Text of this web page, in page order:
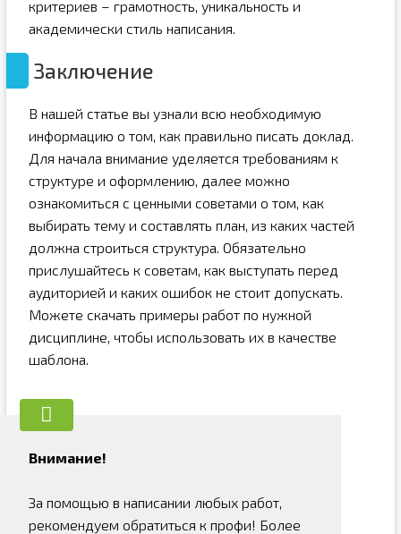
критериев – грамотность, уникальность и
академически стиль написания.
Заключение
В нашей статье вы узнали всю необходимую
информацию о том, как правильно писать доклад.
Для начала внимание уделяется требованиям к
структуре и оформлению, далее можно
ознакомиться с ценными советами о том, как
выбирать тему и составлять план, из каких частей
должна строиться структура. Обязательно
прислушайтесь к советам, как выступать перед
аудиторией и каких ошибок не стоит допускать.
Можете скачать примеры работ по нужной
дисциплине, чтобы использовать их в качестве
шаблона.
Внимание!
За помощью в написании любых работ,
рекомендуем обратиться к профи! Более